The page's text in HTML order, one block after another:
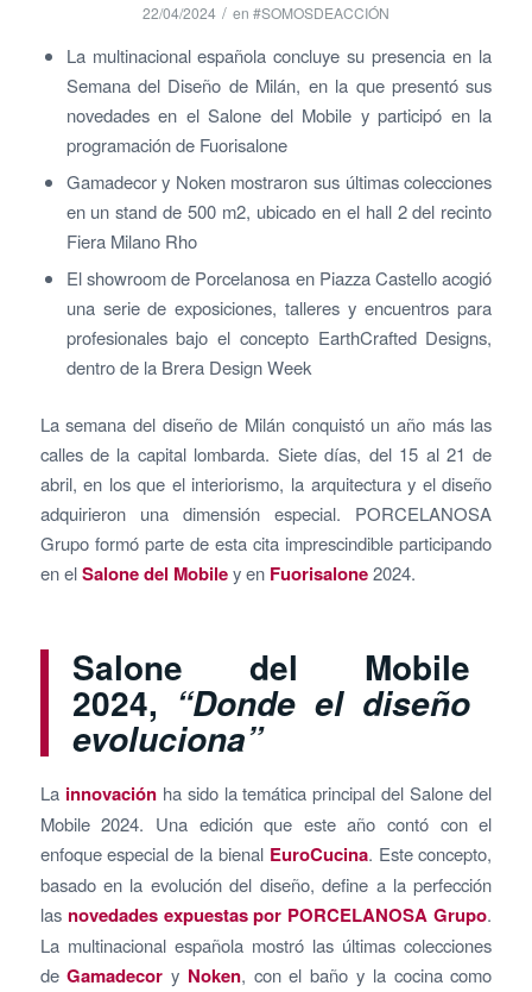
22/04/2024 / en #SOMOSDEACCIÓN
La multinacional española concluye su presencia en la
Semana del Diseño de Milán, en la que presentó sus
novedades en el Salone del Mobile y participó en la
programación de Fuorisalone
Gamadecor y Noken mostraron sus últimas colecciones
en un stand de 500 m2, ubicado en el hall 2 del recinto
Fiera Milano Rho
El showroom de Porcelanosa en Piazza Castello acogió
una serie de exposiciones, talleres y encuentros para
profesionales bajo el concepto EarthCrafted Designs,
dentro de la Brera Design Week
La semana del diseño de Milán conquistó un año más las
calles de la capital lombarda. Siete días, del 15 al 21 de
abril, en los que el interiorismo, la arquitectura y el diseño
adquirieron una dimensión especial. PORCELANOSA
Grupo formó parte de esta cita imprescindible participando
en elSalone del Mobiley en Fuorisalone2024.
Salone del Mobile
2024, “Donde el diseño
evoluciona”
La innovaciónha sido la temática principal del Salone del
Mobile 2024. Una edición que este año contó con el
enfoque especial de la bienal EuroCucina. Este concepto,
basado en la evolución del diseño, define a la perfección
las novedades expuestas por PORCELANOSA Grupo.
La multinacional española mostró las últimas colecciones
deGamadecor y Noken, con el baño y la cocina como